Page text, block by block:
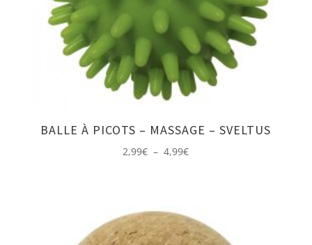
BALLE À PICOTS – MASSAGE – SVELTUS
2,99€ – 4,99€Plage
à
4,99€